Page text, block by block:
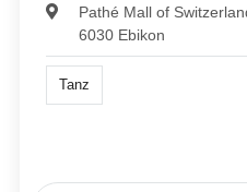
Pathé Mall of
6030 Ebikon
Tanz